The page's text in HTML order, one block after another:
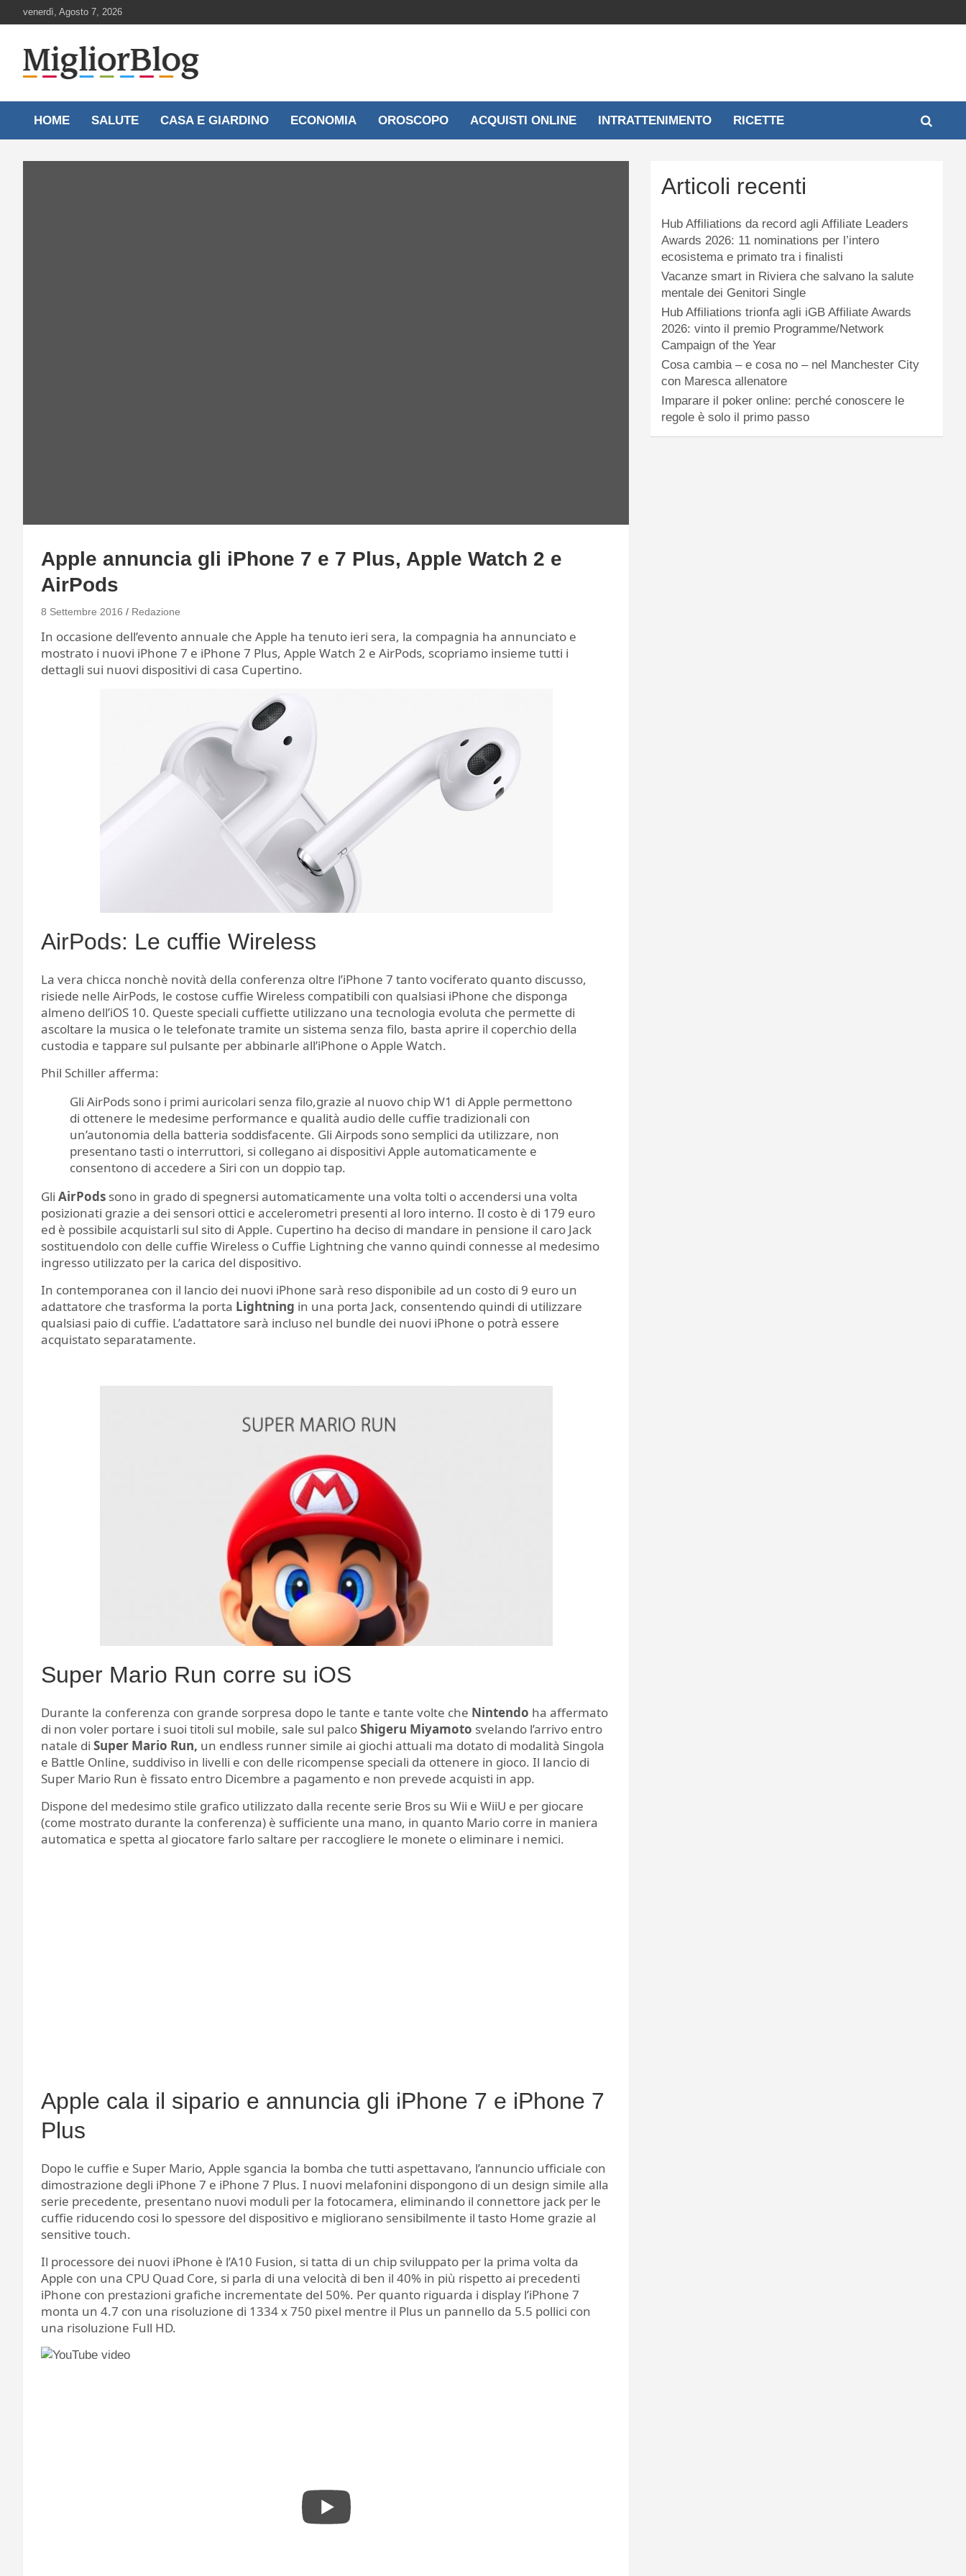
to
venerdì, Agosto 7, 2026
MigliorBlog.it
HOME SALUTE CASA E GIARDINO ECONOMIA OROSCOPO ACQUISTI ONLINE INTRATTENIMENTO RICETTE
Apple annuncia gli iPhone 7 e 7 Plus, Apple Watch 2 e
AirPods
8 Settembre 2016 Redazione
In occasione dell’evento annuale che Apple ha tenuto ieri sera, la compagnia ha annunciato e
mostrato i nuovi iPhone 7 e iPhone 7 Plus, Apple Watch 2 e AirPods, scopriamo insieme tutti i
dettagli sui nuovi dispositivi di casa Cupertino.
AirPods: Le cuffie Wireless
La vera chicca nonchè novità della conferenza oltre l’iPhone 7 tanto vociferato quanto discusso,
risiede nelle AirPods, le costose cuffie Wireless compatibili con qualsiasi iPhone che disponga
almeno dell’iOS 10. Queste speciali cuffiette utilizzano una tecnologia evoluta che permette di
ascoltare la musica o le telefonate tramite un sistema senza filo, basta aprire il coperchio della
custodia e tappare sul pulsante per abbinarle all’iPhone o Apple Watch.
Phil Schiller afferma:
Gli AirPods sono i primi auricolari senza filo,grazie al nuovo chip W1 di Apple permettono
di ottenere le medesime performance e qualità audio delle cuffie tradizionali con
un’autonomia della batteria soddisfacente. Gli Airpods sono semplici da utilizzare, non
presentano tasti o interruttori, si collegano ai dispositivi Apple automaticamente e
consentono di accedere a Siri con un doppio tap.
Gli AirPods sono in grado di spegnersi automaticamente una volta tolti o accendersi una volta
posizionati grazie a dei sensori ottici e accelerometri presenti al loro interno. Il costo è di 179 euro
ed è possibile acquistarli sul sito di Apple. Cupertino ha deciso di mandare in pensione il caro Jack
sostituendolo con delle cuffie Wireless o Cuffie Lightning che vanno quindi connesse al medesimo
ingresso utilizzato per la carica del dispositivo.
In contemporanea con il lancio dei nuovi iPhone sarà reso disponibile ad un costo di 9 euro un
adattatore che trasforma la porta Lightning in una porta Jack, consentendo quindi di utilizzare
qualsiasi paio di cuffie. L’adattatore sarà incluso nel bundle dei nuovi iPhone o potrà essere
acquistato separatamente.
Super Mario Run corre su iOS
Durante la conferenza con grande sorpresa dopo le tante e tante volte che Nintendo ha affermato
di non voler portare i suoi titoli sul mobile, sale sul palcoShigeru Miyamoto svelando l’arrivo entro
natale di Super Mario Run, un endless runner simile ai giochi attuali ma dotato di modalità Singola
e Battle Online, suddiviso in livelli e con delle ricompense speciali da ottenere in gioco. Il lancio di
Super Mario Run è fissato entro Dicembre a pagamento e non prevede acquisti in app.
Dispone del medesimo stile grafico utilizzato dalla recente serie Bros su Wii e WiiU e per giocare
(come mostrato durante la conferenza) è sufficiente una mano, in quanto Mario corre in maniera
automatica e spetta al giocatore farlo saltare per raccogliere le monete o eliminare i nemici.
Apple cala il sipario e annuncia gli iPhone 7 e iPhone 7
Plus
Dopo le cuffie e Super Mario, Apple sgancia la bomba che tutti aspettavano, l’annuncio ufficiale con
dimostrazione degli iPhone 7 e iPhone 7 Plus. I nuovi melafonini dispongono di un design simile alla
serie precedente, presentano nuovi moduli per la fotocamera, eliminando il connettore jack per le
cuffie riducendo cosi lo spessore del dispositivo e migliorano sensibilmente il tasto Home grazie al
sensitive touch.
Il processore dei nuovi iPhone è l’A10 Fusion, si tatta di un chip sviluppato per la prima volta da
Apple con una CPU Quad Core, si parla di una velocità di ben il 40% in più rispetto ai precedenti
iPhone con prestazioni grafiche incrementate del 50%. Per quanto riguarda i display l’iPhone 7
monta un 4.7 con una risoluzione di 1334 x 750 pixel mentre il Plus un pannello da 5.5 pollici con
una risoluzione Full HD.
Articoli recenti
Hub Affiliations da record agli Affiliate Leaders
Awards 2026: 11 nominations per l’intero
ecosistema e primato tra i finalisti
Vacanze smart in Riviera che salvano la salute
mentale dei Genitori Single
Hub Affiliations trionfa agli iGB Affiliate Awards
2026: vinto il premio Programme/Network
Campaign of the Year
Cosa cambia – e cosa no – nel Manchester City
con Maresca allenatore
Imparare il poker online: perché conoscere le
regole è solo il primo passo